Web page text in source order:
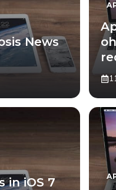
News
in iOS 7